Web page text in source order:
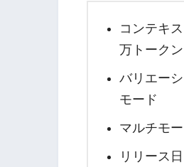
コンテキ
万トークン
バリエー
モード
マルチモ
リリース